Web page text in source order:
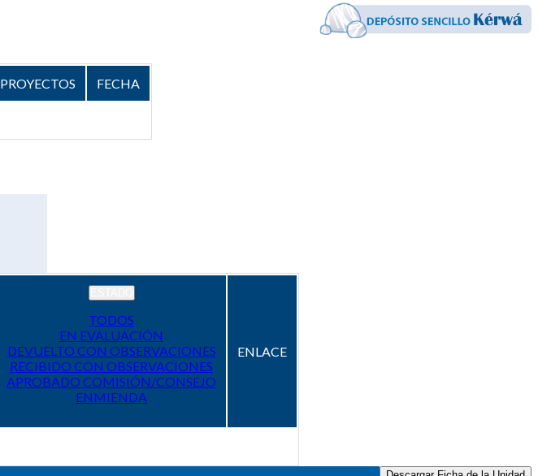
PROYECTOS FECHA
TODOS
EN EVALUACIÓN
DEVUELTO CON OBSERVACIONES
RECIBIDO CON OBSERVACIONES
APROBADO COMISIÓN/CONSEJO
ENMIENDA
ENLACE